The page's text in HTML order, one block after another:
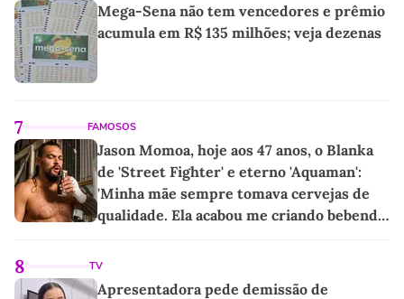
Mega-Sena não tem vencedores e prêmio
acumula em R$ 135 milhões; veja dezenas
7 FAMOSOS
Jason Momoa, hoje aos 47 anos, o Blanka
de 'Street Fighter' e eterno 'Aquaman':
'Minha mãe sempre tomava cervejas de
qualidade. Ela acabou me criando bebendo
8 TV
Apresentadora pede demissão de